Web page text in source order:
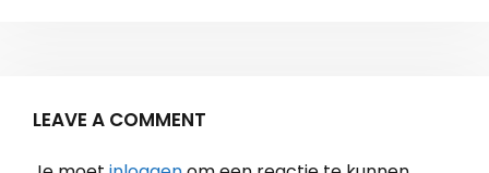
LEAVE A COMMENT